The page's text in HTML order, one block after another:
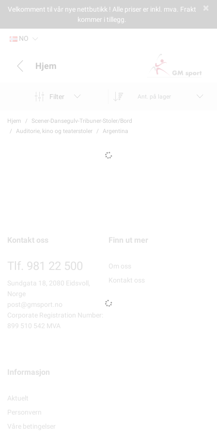
Velkomment til vår nye nettbutikk ! Alle priser er inkl. mva. Frakt
kommer i tillegg.
NO
Hjem
Filter Ant. på lager
Hjem
Scener-Dansegulv-Tribuner-Stoler/Bord
Auditorie, kino og teaterstoler
Argentina
Kontakt oss
Tlf. 981 22 500
Sundgata 18, 2080 Eidsvoll,
Norge
post@gmsport.no
Corporate Registration Number:
899 510 542 MVA
Finn ut mer
Om oss
Kontakt oss
Informasjon
Aktuelt
Personvern
Våre betingelser